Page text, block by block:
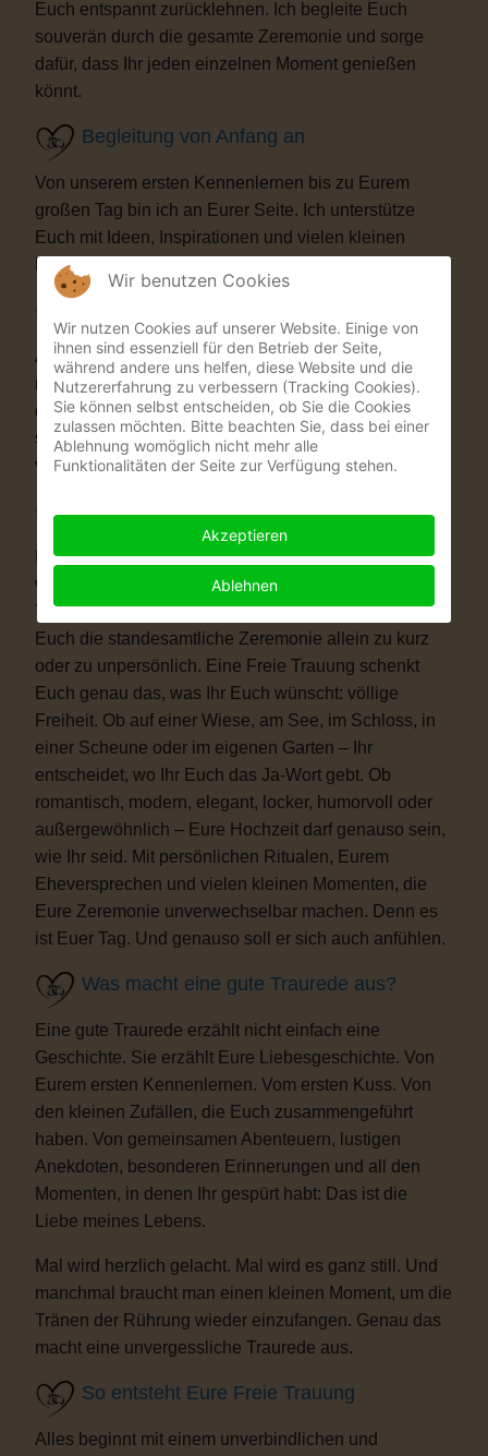
Euch entspannt zurücklehnen. Ich begleite Euch
souverän durch die gesamte Zeremonie und sorge
dafür, dass Ihr jeden einzelnen Moment genießen
könnt.
Begleitung von Anfang an
Von unserem ersten Kennenlernen bis zu Eurem
großen Tag bin ich an Eurer Seite. Ich unterstütze
Euch mit Ideen, Inspirationen und vielen kleinen
Details, die Eure Trauung besonders machen.
Auf Wunsch bereichere ich Eure Zeremonie mit
musikalischen oder künstlerischen Elementen. Als
ehemaliger Musicaldarsteller und Sänger entstehen
so Momente, die Eure Gäste garantiert nicht
vergessen werden.
Warum eine Freie Trauung?
Immer mehr Paare wünschen sich eine Hochzeit, die
wirklich zu ihnen passt. Vielleicht ist eine kirchliche
Trauung nicht das Richtige für Euch. Vielleicht ist
Euch die standesamtliche Zeremonie allein zu kurz
oder zu unpersönlich. Eine Freie Trauung schenkt
Euch genau das, was Ihr Euch wünscht: völlige
Freiheit. Ob auf einer Wiese, am See, im Schloss, in
einer Scheune oder im eigenen Garten – Ihr
entscheidet, wo Ihr Euch das Ja-Wort gebt. Ob
romantisch, modern, elegant, locker, humorvoll oder
außergewöhnlich – Eure Hochzeit darf genauso sein,
wie Ihr seid. Mit persönlichen Ritualen, Eurem
Eheversprechen und vielen kleinen Momenten, die
Eure Zeremonie unverwechselbar machen. Denn es
ist Euer Tag. Und genauso soll er sich auch anfühlen.
Was macht eine gute Traurede aus?
Eine gute Traurede erzählt nicht einfach eine
Geschichte. Sie erzählt Eure Liebesgeschichte. Von
Eurem ersten Kennenlernen. Vom ersten Kuss. Von
den kleinen Zufällen, die Euch zusammengeführt
haben. Von gemeinsamen Abenteuern, lustigen
Anekdoten, besonderen Erinnerungen und all den
Momenten, in denen Ihr gespürt habt: Das ist die
Liebe meines Lebens.
Mal wird herzlich gelacht. Mal wird es ganz still. Und
manchmal braucht man einen kleinen Moment, um die
Tränen der Rührung wieder einzufangen. Genau das
macht eine unvergessliche Traurede aus.
So entsteht Eure Freie Trauung
Alles beginnt mit einem unverbindlichen und
Wir benutzen Cookies
Wir nutzen Cookies auf unserer Website. Einige von
ihnen sind essenziell für den Betrieb der Seite,
während andere uns helfen, diese Website und die
Nutzererfahrung zu verbessern (Tracking Cookies).
Sie können selbst entscheiden, ob Sie die Cookies
zulassen möchten. Bitte beachten Sie, dass bei einer
Ablehnung womöglich nicht mehr alle
Funktionalitäten der Seite zur Verfügung stehen.
Akzeptieren
Ablehnen